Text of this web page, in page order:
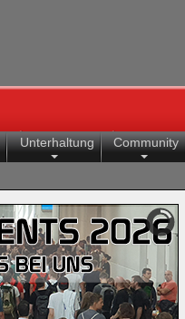
Unterhaltung Community